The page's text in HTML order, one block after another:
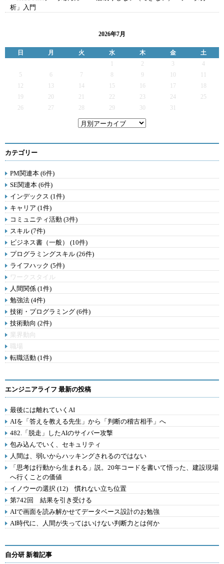
析」入門
2026年7月
日 月 火 水 木 金
土
2 3
4
5
6 7 9
12
13 14 15 16 17
19
20 21 22 23 24
25
26
27 28 29 30 31
カテゴリー
PM関連本 (6件)
SE関連本 (6件)
インデックス (1件)
キャリア (1件)
コミュニティ活動 (3件)
スキル (7件)
ビジネス書（一般） (10件)
プログラミングスキル (26件)
ライフハック (5件)
ワークスタイル
人間関係 (1件)
勉強法 (4件)
技術・プログラミング (6件)
技術動向 (2件)
業界動向
職場
転職活動 (1件)
エンジニアライフ 最新の投稿
最後には離れていくAI
AIを「答えを教える先生」から「判断の稽古相手」へ
482.「脱走」したAIのサイバー攻撃
包み込んでいく、セキュリティ
人間は、弱いからハッキングされるのではない
「思考は行動から生まれる」説。20年コードを書いて悟った、建設現場
へ行くことの価値
イノウーの選択 (12) 慣れない立ち位置
第742回 結果を引き受ける
AIで画面を読み解かせてデータベース設計のお勉強
AI時代に、人間が失ってはいけない判断力とは何か
自分研 新着記事